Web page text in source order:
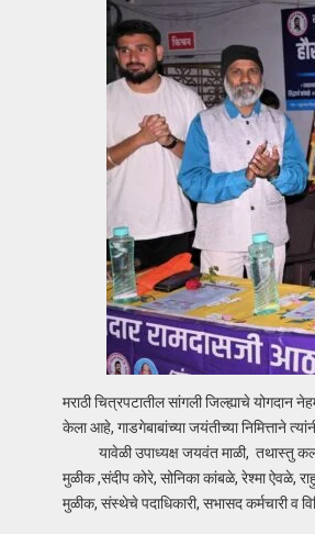
मराठी चित्रपटातील सांगली जिल्ह्याचे
केला आहे, गाडगेबाबांच्या जयंतीच्या निमित्ताने
यावेळी उपाध्यक्ष जयवंत माळी, तथास्तु
मुळीक ,संदीप कोरे, सोनिका कांबळे, रेश्मा ऐवळे,
मुळीक, संस्थेचे पदाधिकारी, सभासद कर्मचारी व